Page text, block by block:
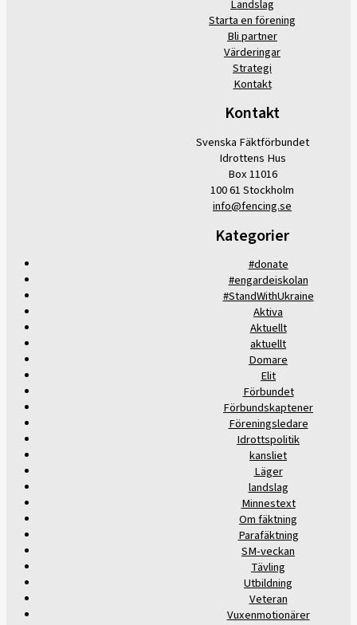
Landslag
Starta en förening
Bli partner
Värderingar
Strategi
Kontakt
Kontakt
Svenska Fäktförbundet
Idrottens Hus
Box 11016
100 61 Stockholm
info@fencing.se
Kategorier
#donate
#engardeiskolan
#StandWithUkraine
Aktiva
Aktuellt
aktuellt
Domare
Elit
Förbundet
Förbundskaptener
Föreningsledare
Idrottspolitik
kansliet
Läger
landslag
Minnestext
Om fäktning
Parafäktning
SM-veckan
Tävling
Utbildning
Veteran
Vuxenmotionärer